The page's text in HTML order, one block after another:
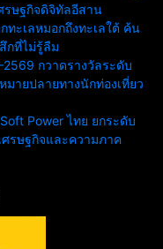
รษฐกิจดิจิทัลอีสาน
ะเลหมอกถึงทะเลใต้ ค้น
กที่ไม่รู้ลืม
กวาดรางวัลระดับ
ายปลายทางนักท่องเที่ยว
Power ไทย ยกระดับ
รษฐกิจและความภาค